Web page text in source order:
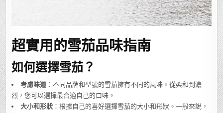
超實用的雪茄品味指南
如何選擇雪茄？
考慮味道 ：不同品牌和型號的雪茄擁有不同的風味。從柔和到濃
烈，您可以選擇最合適自己的口味。
大小和形狀 ：根據自己的喜好選擇雪茄的大小和形狀。一般來說，